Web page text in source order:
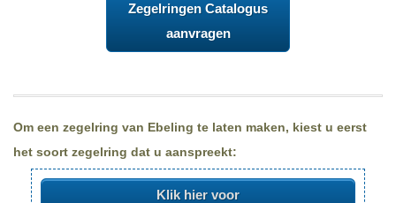
Zegelringen Catalogus
aanvragen
Om een zegelring van Ebeling te laten maken, kiest u eerst
het soort zegelring dat u aanspreekt:
Klik hier voor